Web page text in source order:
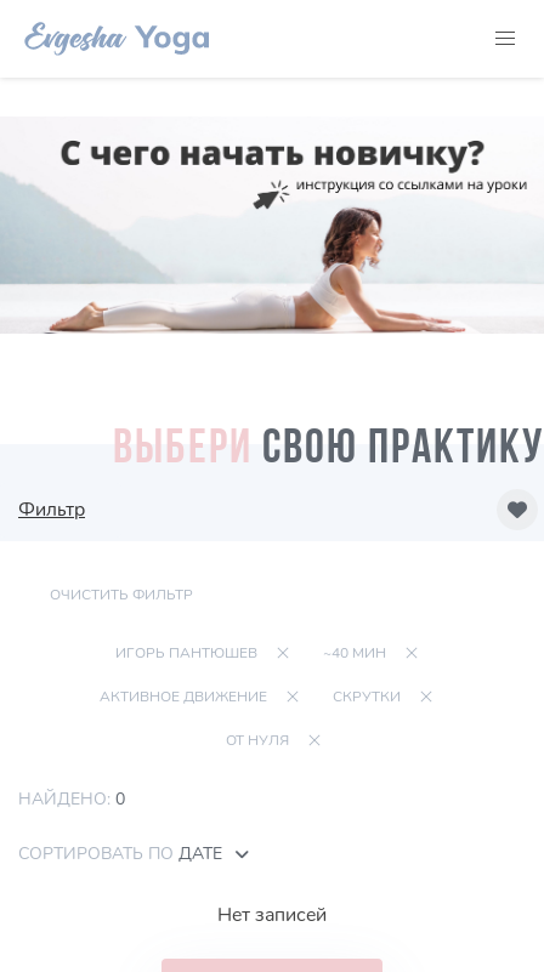
ВЫБЕРИ СВОЮ ПРАКТИКУ
Фильтр
ОЧИСТИТЬ ФИЛЬТР
ИГОРЬ ПАНТЮШЕВ ~40 МИН
АКТИВНОЕ ДВИЖЕНИЕ СКРУТКИ
ОТ НУЛЯ
НАЙДЕНО: 0
СОРТИРОВАТЬ ПО ДАТЕ
Нет записей